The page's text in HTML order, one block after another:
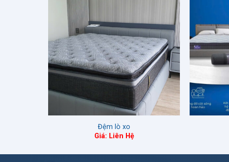
Đệm lò xo
Giá: Liên Hệ